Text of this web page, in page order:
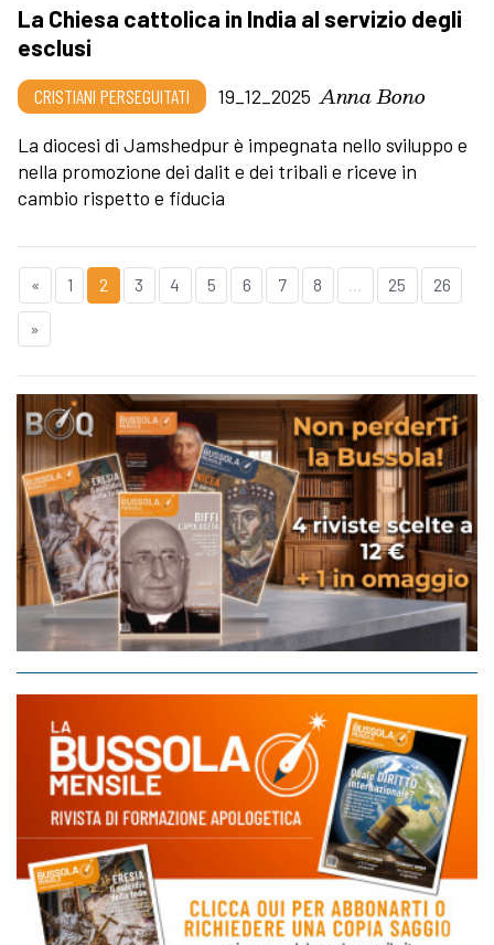
La Chiesa cattolica in India al servizio degli
esclusi
CRISTIANI PERSEGUITATI 19_12_2025 Anna Bono
La diocesi di Jamshedpur è impegnata nello sviluppo e
nella promozione dei dalit e dei tribali e riceve in
cambio rispetto e fiducia
« 1 2 3 4 5 6 7 8 ... 25 26
»